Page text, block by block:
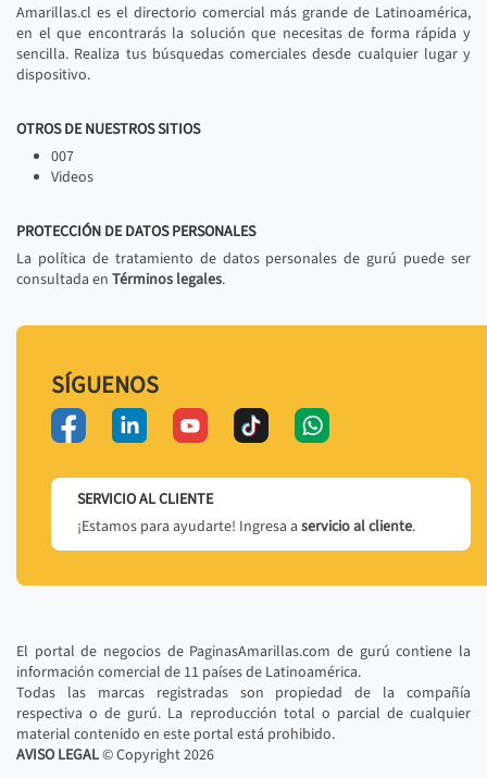
Amarillas.cl es el directorio comercial más grande de Latinoamérica,
en el que encontrarás la solución que necesitas de forma rápida y
sencilla. Realiza tus búsquedas comerciales desde cualquier lugar y
dispositivo.
OTROS DE NUESTROS SITIOS
007
Videos
PROTECCIÓN DE DATOS PERSONALES
La política de tratamiento de datos personales de gurú puede ser
consultada en Términos legales.
SÍGUENOS
SERVICIO AL CLIENTE
¡Estamos para ayudarte! Ingresa a servicio al cliente.
El portal de negocios de PaginasAmarillas.com de gurú contiene la
información comercial de 11 países de Latinoamérica.
Todas las marcas registradas son propiedad de la compañía
respectiva o de gurú. La reproducción total o parcial de cualquier
material contenido en este portal está prohibido.
AVISO LEGAL© Copyright2026